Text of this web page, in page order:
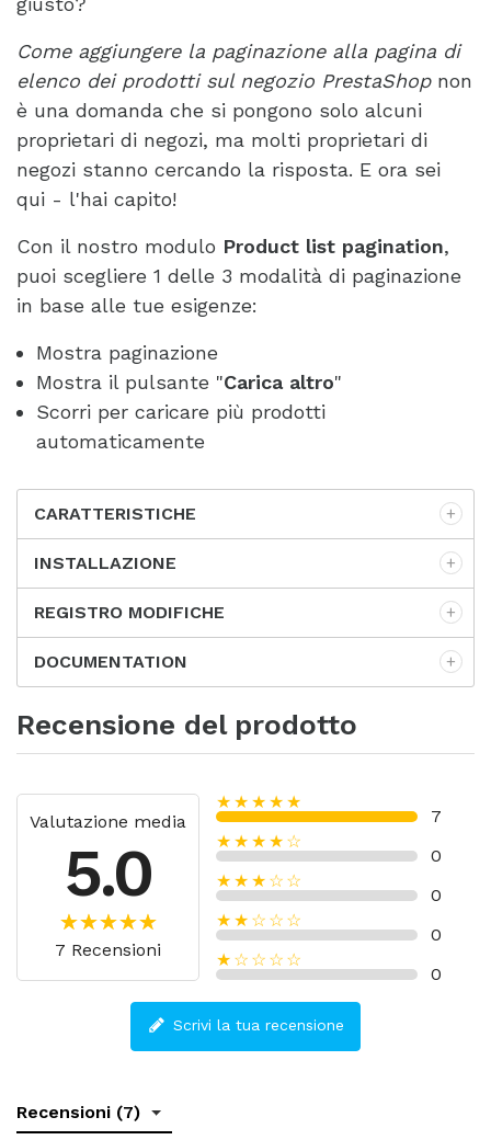
Come aggiungere la paginazione alla pagina di
elenco dei prodotti sul negozio PrestaShopnon
è una domanda che si pongono solo alcuni
proprietari di negozi, ma molti proprietari di
negozi stanno cercando la risposta. E ora sei
qui - l'hai capito!
Con il nostro modulo Product list pagination,
puoi scegliere 1 delle 3 modalità di paginazione
in base alle tue esigenze:
Mostra paginazione
Mostra il pulsante "Carica altro"
Scorri per caricare più prodotti
automaticamente
CARATTERISTICHE
INSTALLAZIONE
REGISTRO MODIFICHE
DOCUMENTATION
Recensione del prodotto
Valutazione media
5.0
7 Recensioni
★★★★★
7
★★★★☆
0
★★★☆☆
0
★★☆☆☆
0
★☆☆☆☆
0
Scrivi la tua recensione
Recensioni (7)